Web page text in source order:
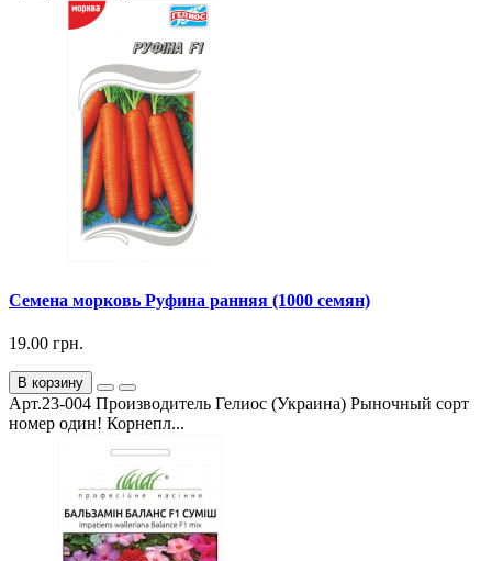
Семена морковь Руфина ранняя (1000 семян)
19.00 грн.
В корзину
Арт.23-004 Производитель Гелиос (Украина) Рыночный сорт
номер один! Корнепл...